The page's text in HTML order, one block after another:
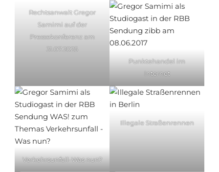
Rechtsanwalt Gregor
Samimi auf der
Pressekonferenz am
31.07.2025
Punktehandel im
Internet
Verkehrsunfall-Was nun?
Illegale Straßenrennen